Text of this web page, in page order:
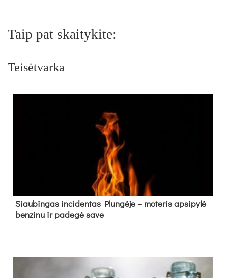
Taip pat skaitykite:
Teisėtvarka
Siau­bin­gas in­ci­den­tas Plun­gė­je – mo­te­ris ap­si­py­lė
ben­zi­nu ir pa­de­gė sa­ve